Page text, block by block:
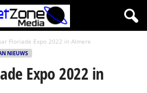
Floriade Expo 2022 in Almere
NIEUWS
Expo 2022 in